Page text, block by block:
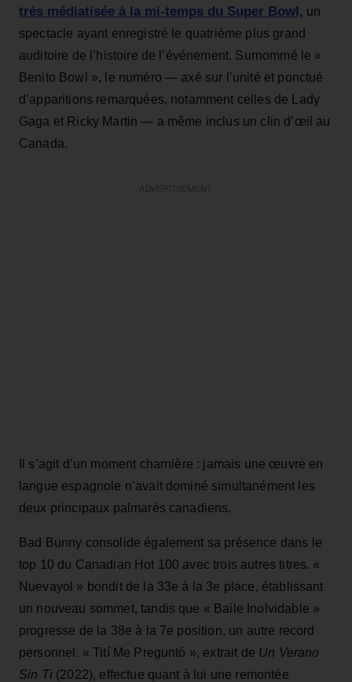
très médiatisée à la mi-temps du Super Bowl, un
spectacle ayant enregistré le quatrième plus grand
auditoire de l’histoire de l’événement. Surnommé le «
Benito Bowl », le numéro — axé sur l’unité et ponctué
d’apparitions remarquées, notamment celles de Lady
Gaga et Ricky Martin — a même inclus un clin d’œil au
Canada.
Il s’agit d’un moment charnière : jamais une œuvre en
langue espagnole n’avait dominé simultanément les
deux principaux palmarès canadiens.
Bad Bunny consolide également sa présence dans le
top 10 du Canadian Hot 100 avec trois autres titres. «
Nuevayol » bondit de la 33e à la 3e place, établissant
un nouveau sommet, tandis que « Baile Inolvidable »
progresse de la 38e à la 7e position, un autre record
personnel. « Tití Me Preguntó », extrait de Un Verano
Sin Ti(2022), effectue quant à lui une remontée